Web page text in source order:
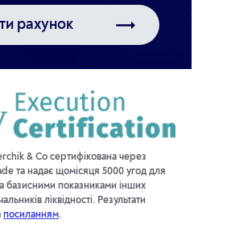
рахунок
& Co сертифікована через
та надає щомісяця 5000 угод для
базисними показниками інших
ліквідності. Результати
посиланням.